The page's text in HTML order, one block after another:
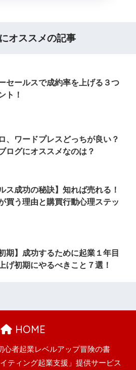
オススメの記事
セールスで成約率を上げる３つ
ト！
、ワードプレスどっちが良い？
ログにオススメなのは？
ス成功の秘訣】知れば売れる！
買う理由と購買行動心理ステッ
期】成功するために起業１年目
げ初期にやるべきこと７選！
HOME
心者起業レベルアップ冒険の書
ティング起業支援」提供サービス